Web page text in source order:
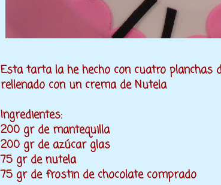
Esta tarta la he hecho con cuatro planchas
rellenado con un crema de Nutela
Ingredientes:
200 gr de mantequilla
200 gr de azúcar glas
75 gr de nutela
75 gr de frostin de chocolate comprado